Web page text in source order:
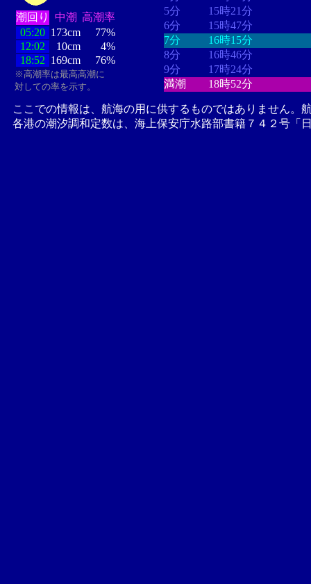
潮回り 中潮 高潮率
05:20 173cm
77%
12:02
10cm
4%
18:52 169cm 76%
※高潮率は最高高潮に
対しての率を示す。
5分
15時21分
6分
15時47分
7分
16時15分
8分
16時46分
9分
17時24分
満潮
18時52分
ここでの情報は、航海の用に供するものではありません。
各港の潮汐調和定数は、海上保安庁水路部書籍７４２号「